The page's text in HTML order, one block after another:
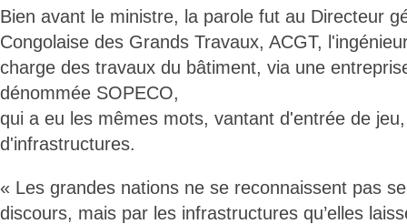
Bien avant le ministre, la parole fut au Directeur
Congolaise des Grands Travaux, ACGT,
charge des travaux du bâtiment, via une
dénommée SOPECO,
qui a eu les mêmes mots, vantant d'entrée de
d'infrastructures.
« Les grandes nations ne se reconnaissent pas
discours, mais par les infrastructures qu’elles